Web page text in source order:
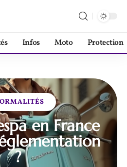
Infos Moto Protection
en France
?